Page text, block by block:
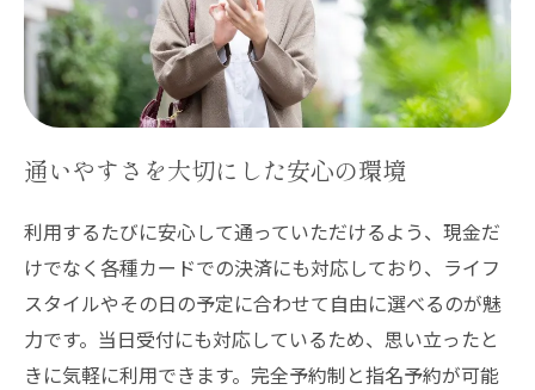
通いやすさを大切にした安心の環境
利用するたびに安心して通っていただけるよう、現金だ
けでなく各種カードでの決済にも対応しており、ライフ
スタイルやその日の予定に合わせて自由に選べるのが魅
力です。当日受付にも対応しているため、思い立ったと
きに気軽に利用できます。完全予約制と指名予約が可能